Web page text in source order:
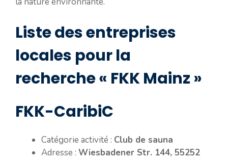
Liste des entreprises
locales pour la
recherche « FKK Mainz »
FKK-CaribiC
Catégorie activité : Club de sauna
Adresse : Wiesbadener Str. 144, 55252